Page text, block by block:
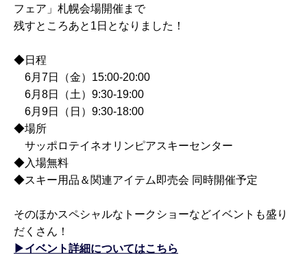
フェア」札幌会場開催まで
残すところあと1日となりました！
◆日程
6月7日（金）15:00-20:00
6月8日（土）9:30-19:00
6月9日（日）9:30-18:00
◆場所
サッポロテイネオリンピアスキーセンター
◆入場無料
◆スキー用品＆関連アイテム即売会 同時開催予定
そのほかスペシャルなトークショーなどイベントも盛り
だくさん！
▶イベント詳細についてはこちら